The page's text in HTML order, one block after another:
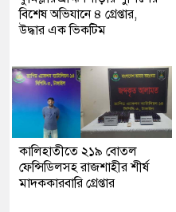
বিশেষ অভিযানে ৪ গ্রেপ্তার,
উদ্ধার এক ভিকটিম
কালিহাতীতে ২১৯ বোতল
ফেন্সিডিলসহ রাজশাহীর শীর্ষ
মাদককারবারি গ্রেপ্তার